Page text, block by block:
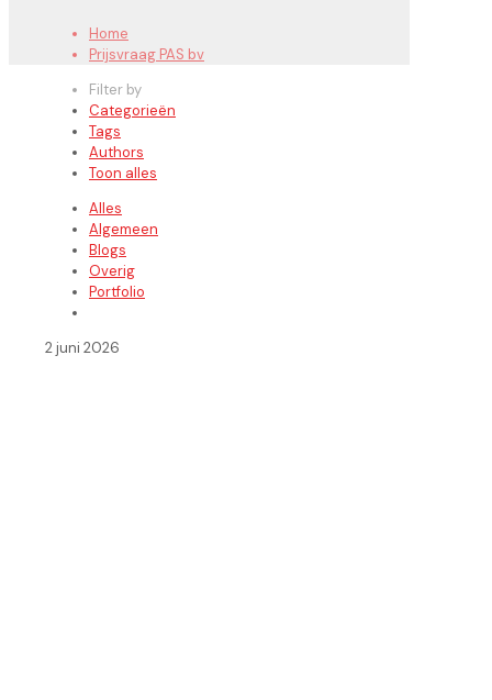
Home
Prijsvraag PAS bv
Filter by
Categorieën
Tags
Authors
Toon alles
Alles
Algemeen
Blogs
Overig
Portfolio
2 juni 2026